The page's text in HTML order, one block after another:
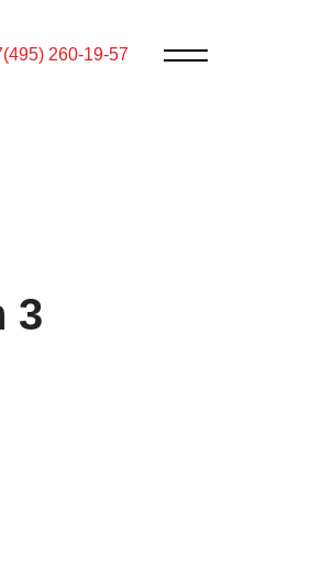
260-19-57
3